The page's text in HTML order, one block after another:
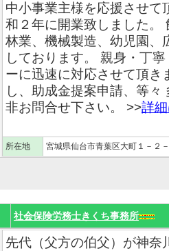
中小事業主様を応援させて
和２年に開業致しました。
林業、機械製造、幼児園、
しております。 親身・丁
ーに迅速に対応させて頂き
し、助成金提案申請、等
非お問合せ下さい。 >>詳
所在地 宮城県仙台市青葉区大町１－２
社会保険労務士きくち事務所
先代（父方の伯父）が神奈